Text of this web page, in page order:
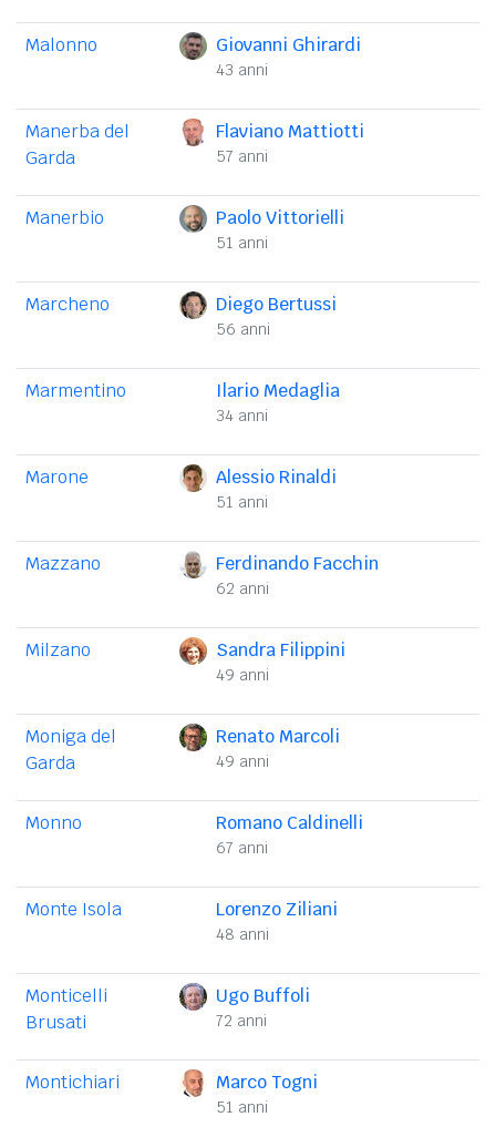
Malonno Giovanni Ghirardi
43 anni
Manerba del
Garda
Flaviano Mattiotti
57 anni
Manerbio Paolo Vittorielli
51 anni
Marcheno Diego Bertussi
56 anni
Marmentino Ilario Medaglia
34 anni
Marone Alessio Rinaldi
51 anni
Mazzano Ferdinando Facchin
62 anni
Milzano Sandra Filippini
49 anni
Moniga del
Garda
Renato Marcoli
49 anni
Monno Romano Caldinelli
67 anni
Monte Isola Lorenzo Ziliani
48 anni
Monticelli
Brusati
Ugo Buffoli
72 anni
Montichiari Marco Togni
51 anni